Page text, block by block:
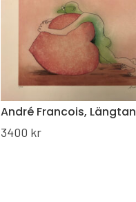
André Francois, Längtan
3400 kr